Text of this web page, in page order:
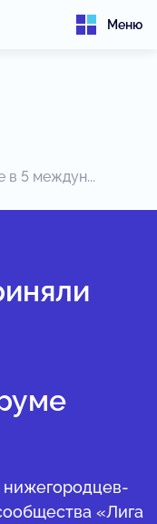
Меню
в 5 междун...
нижегородцев-
«Лига